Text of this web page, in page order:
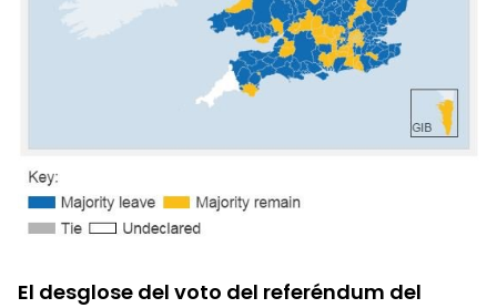
El desglose del voto del referéndum del